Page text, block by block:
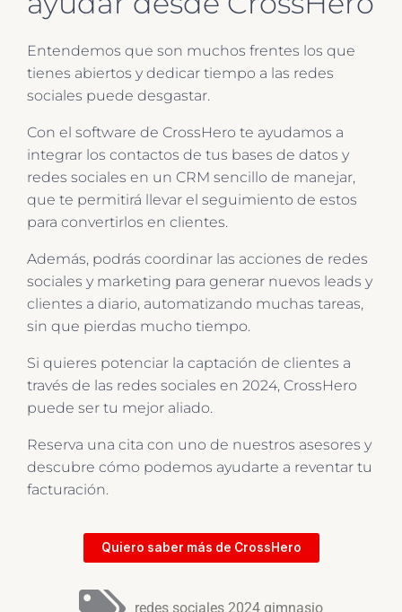
Entendemos que son muchos frentes los que
tienes abiertos y dedicar tiempo a las redes
sociales puede desgastar.
Con el software de CrossHero te ayudamos a
integrar los contactos de tus bases de datos y
redes sociales en un CRM sencillo de manejar,
que te permitirá llevar el seguimiento de estos
para convertirlos en clientes.
Además, podrás coordinar las acciones de redes
sociales y marketing para generar nuevos leads y
clientes a diario, automatizando muchas tareas,
sin que pierdas mucho tiempo.
Si quieres potenciar la captación de clientes a
través de las redes sociales en 2024, CrossHero
puede ser tu mejor aliado.
Reserva una cita con uno de nuestros asesores y
descubre cómo podemos ayudarte a reventar tu
facturación.
Quiero saber más de CrossHero
redes sociales 2024 gimnasio